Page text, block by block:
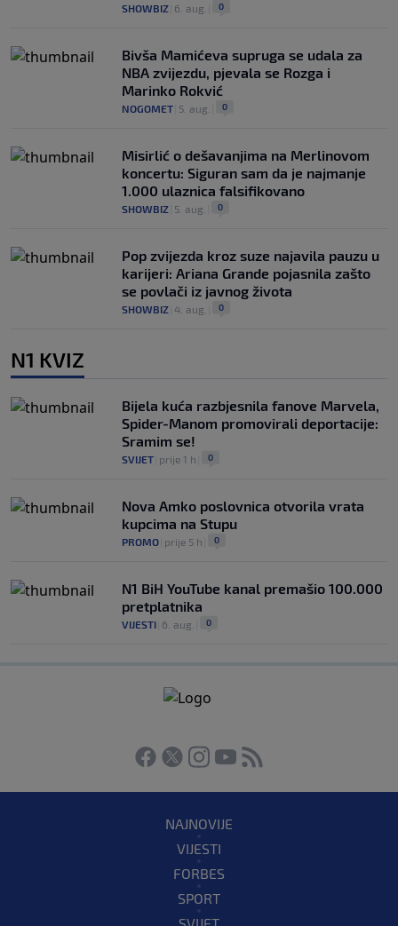
SHOWBIZ 6. aug. 0
Bivša Mamićeva supruga se udala za
NBA zvijezdu, pjevala se Rozga i
Marinko Rokvić
NOGOMET 5. aug. 0
Misirlić o dešavanjima na Merlinovom
koncertu: Siguran sam da je najmanje
1.000 ulaznica falsifikovano
SHOWBIZ 5. aug. 0
Pop zvijezda kroz suze najavila pauzu u
karijeri: Ariana Grande pojasnila zašto
se povlači iz javnog života
SHOWBIZ 4. aug. 0
N1 KVIZ
Bijela kuća razbjesnila fanove Marvela,
Spider-Manom promovirali deportacije:
Sramim se!
SVIJET prije 1 h 0
Nova Amko poslovnica otvorila vrata
kupcima na Stupu
PROMO prije 5 h 0
N1 BiH YouTube kanal premašio 100.000
pretplatnika
VIJESTI 6. aug. 0
NAJNOVIJE
VIJESTI
FORBES
SPORT